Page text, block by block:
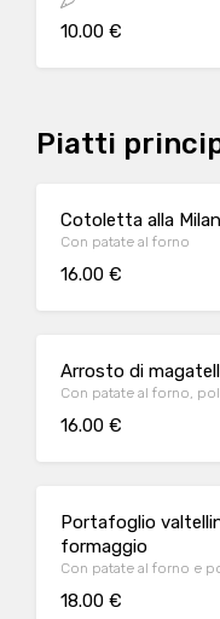
10.00 €
Piatti
Cotoletta alla
Con patate al forno
16.00 €
Arrosto di
Con patate al forno,
16.00 €
Portafoglio
formaggio
Con patate al forno e
18.00 €